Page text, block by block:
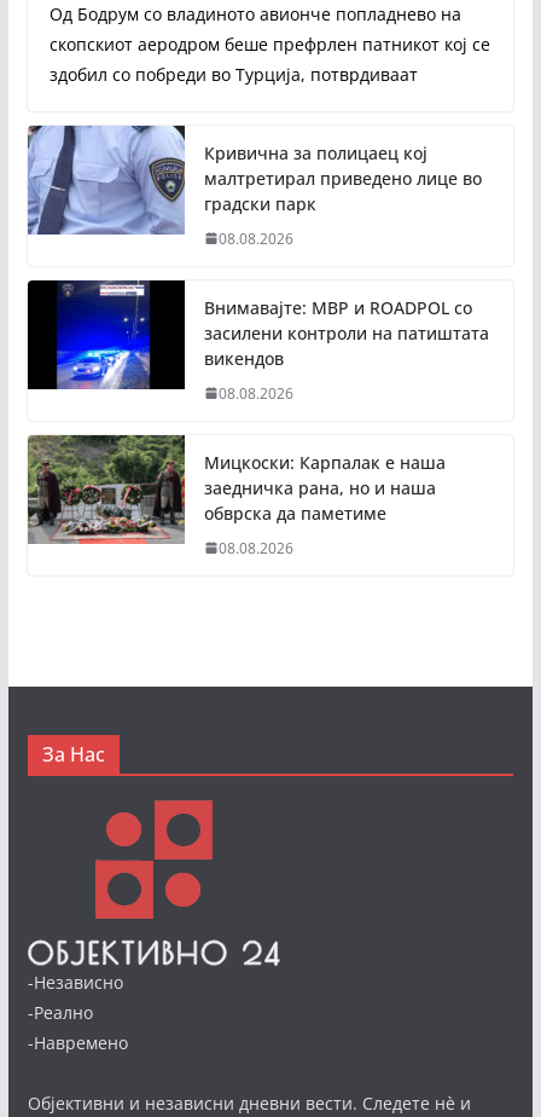
Од Бодрум со владиното авионче попладнево на
скопскиот аеродром беше префрлен патникот кој се
здобил со побреди во Турција, потврдиваат
Кривична за полицаец кој
малтретирал приведено лице во
градски парк
08.08.2026
Внимавајте: МВР и ROADPOL со
засилени контроли на патиштата
викендов
08.08.2026
Мицкоски: Карпалак е наша
заедничка рана, но и наша
обврска да паметиме
08.08.2026
За Нас
-Независно
-Реално
-Навремено
Објективни и независни дневни вести. Следете нè и